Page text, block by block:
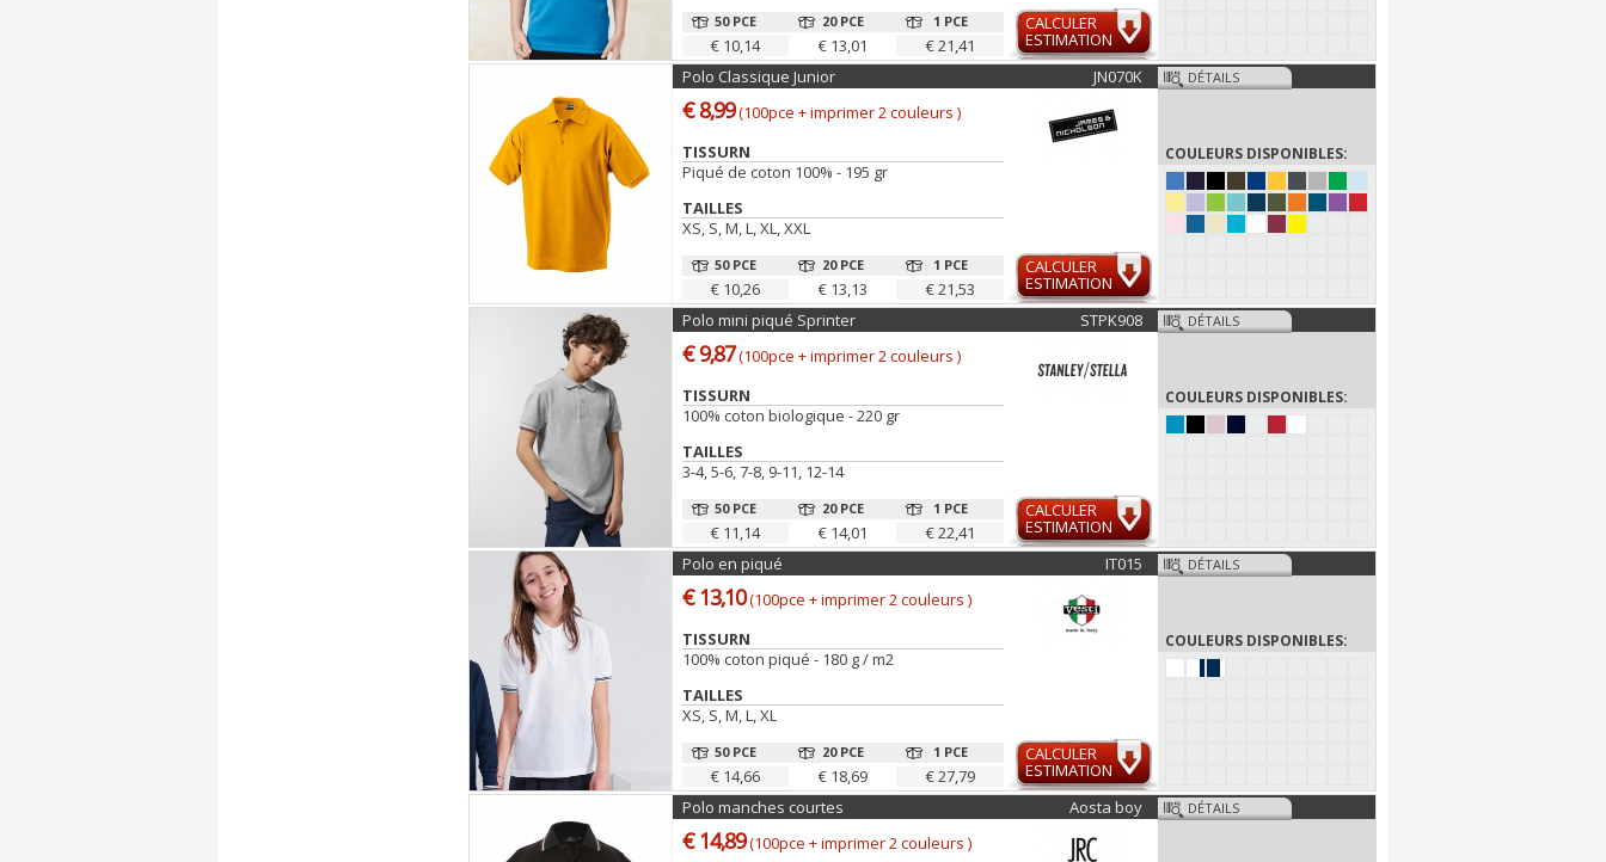
50 PCE
€ 10,14
20 PCE
€ 13,01
1 PCE
€ 21,41
CALCULER
ESTIMATION
Polo Classique Junior JN070K
€ 8,99(100pce + imprimer 2 couleurs )
TISSURN
Piqué de coton 100% - 195 gr
TAILLES
XS, S, M, L, XL, XXL
50 PCE
€ 10,26
20 PCE
€ 13,13
1 PCE
€ 21,53
CALCULER
ESTIMATION
DÉTAILS
COULEURS DISPONIBLES:
Polo mini piqué Sprinter STPK908
€ 9,87(100pce + imprimer 2 couleurs )
TISSURN
100% coton biologique - 220 gr
TAILLES
3-4, 5-6, 7-8, 9-11, 12-14
50 PCE
€ 11,14
20 PCE
€ 14,01
1 PCE
€ 22,41
CALCULER
ESTIMATION
DÉTAILS
COULEURS DISPONIBLES:
Polo en piqué IT015
€ 13,10(100pce + imprimer 2 couleurs )
TISSURN
100% coton piqué - 180 g / m2
TAILLES
XS, S, M, L, XL
50 PCE
€ 14,66
20 PCE
€ 18,69
1 PCE
€ 27,79
CALCULER
ESTIMATION
DÉTAILS
COULEURS DISPONIBLES:
Polo manches courtes Aosta boy
€ 14,89(100pce + imprimer 2 couleurs )
DÉTAILS